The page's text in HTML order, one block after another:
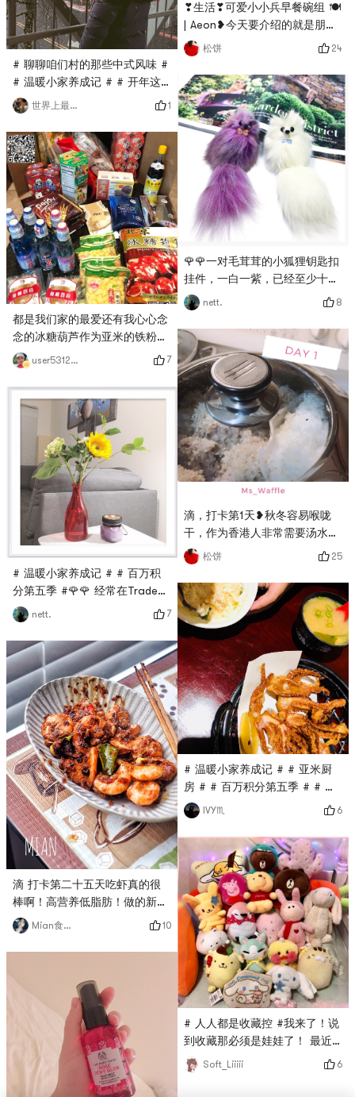
# 聊聊咱们村的那些中式风味 #
# 温暖小家养成记 # # 开年这
样穿 #在优衣库买的羽绒衣陪了
我好多个冬天，真的超暖和诶～
最近西雅图在下暴风雪，每天都
在铲雪中度过…
世界上最美的 1
都是我们家的最爱还有我心心念
念的冰糖葫芦作为亚米的铁粉每
一段时间都必须购一堆堆# 什么
值得买 # # 温暖小家养成记 #
# 快乐宅零食清单 # # 亚米真
的6 #
user5312874918 7
# 温暖小家养成记 # # 百万积
分第五季 #🌹🌹 经常在Trade
Joes买点鲜花犒劳一下辛苦的自
己，有时候鲜艳欲滴，有时候淡
雅清新。🌹🌹漂亮的花开满各个
角落，自己看看满心欢喜，是我
爱的氛围和调调，生活不就是这
样，所有的小确幸都源于细节，
一点一点充盈着，努力让自己快
乐着～～～不畏将来，不念过
往，不负当下，如此安好～～～
～
nett. 7
滴 打卡第二十五天吃虾真的很
棒啊！高营养低脂肪！做的新加
坡风味的 辣辣酸酸甜甜的！加
了柠檬叶和一点点椰浆# 我的早
餐打卡 # # 温暖小家养成记 #
光 # # 燃烧卡路里大作战 #
Mian食记者 10
❣生活❣可爱小小兵早餐碗组 🍽
| Aeon❥今天要介绍的就是朋友
送我的碗，我的陶瓷碗和餐具上
印有不同的小小兵，有可爱顺眼
的餐具，食物整个就变得很美
味。🍮# 什么值得买 # # 温暖
小家养成记 # # 2018剁手红榜
# # 国货种草愿望清单 # # 下
厨秘密武器 #
松饼 24
🌹🌹一对毛茸茸的小狐狸钥匙扣
挂件，一白一紫，已经至少十年
以上了，以前特别喜欢把玩，现
在尽管颜色都已经慢慢褪掉了，
依然很喜欢，我这是有多恋旧～
～～～🤣🤣# 百万积分第五季 #
# 温暖小家养成记 #
nett. 8
滴，打卡第1天❥秋冬容易喉咙
干，作为香港人非常需要汤水滋
润，刚好华人超市售卖西洋菜，
婆婆便弄了西洋菜猪骨汤，这汤
有清热、祛肝火、滋阴的效果。
😘 # 燃烧卡路里大作战 ## 我
要当测评官第3期 # # 亚米厨房
# # 温暖小家养成记 # # 我要
上精选 #
松饼 25
# 温暖小家养成记 # # 亚米厨
房 # # 百万积分第五季 # # 开
年吃大餐 # 💕 Happy
Valentine’s Day我和老公认识以
来的第二个情人节，肚子里还有
个小情人😁吃日料只能吃熟的😂
吃冰淇淋…这里没家人，可以说
实话了，哈哈，我连续吃三天冰
淇淋了…哈哈…不让老公给我买
礼物买花，都给儿子买玩具了😂
明年就是三个人的情人节了~㊗
大家情人节快乐！！
IVY♏ 6
# 人人都是收藏控 #我来了！说
到收藏那必须是娃娃了！ 最近
几年本人沉迷抓娃娃机以及各种
软软的玩偶🧸无法自拔 图一图
Soft_Liiiii 6